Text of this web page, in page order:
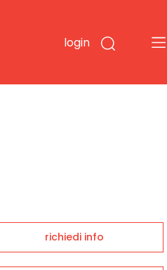
login
richiedi info